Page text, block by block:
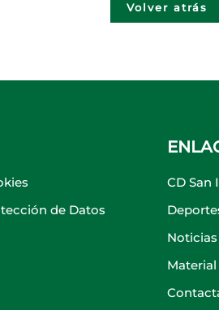
Volver atrás
de Datos
CD San
Noticias